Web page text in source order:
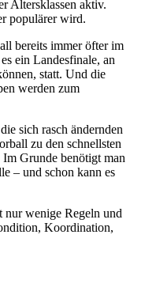
Altersklassen aktiv.
populärer wird.
bereits immer öfter im
ein Landesfinale, an
statt. Und die
werden zum
sich rasch ändernden
zu den schnellsten
Grunde benötigt man
– und schon kann es
nurwenige Regeln und
Koordination,